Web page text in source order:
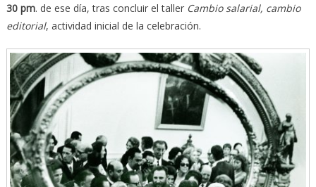
30 pm. de ese día, tras concluir el taller Cambio salarial, cambio
editorial, actividad inicial de la celebración.